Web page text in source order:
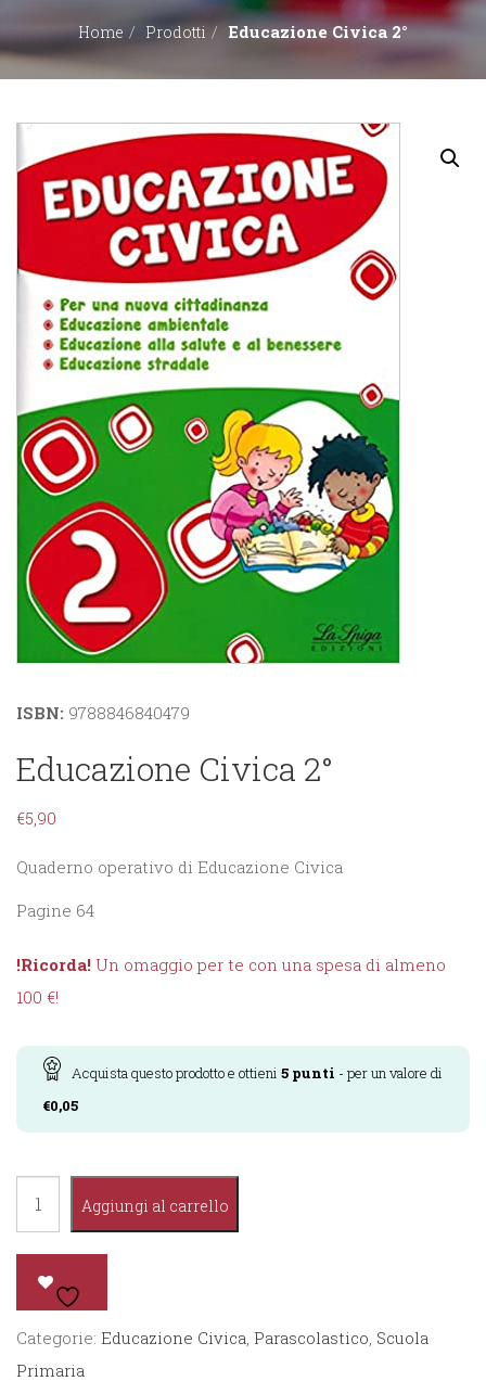
EDITORI
LIBRERIE
Home Prodotti Educazione Civica 2°
ISBN: 9788846840479
Educazione Civica 2°
€5,90
Quaderno operativo di Educazione Civica
Pagine 64
!Ricorda! Un omaggio per te con una spesa di almeno
100 €!
Acquista questo prodotto e ottieni 5 punti - per un valore di
€0,05
2°
quantità
Aggiungi al carrello
Categorie: Educazione Civica, Parascolastico, Scuola
Primaria